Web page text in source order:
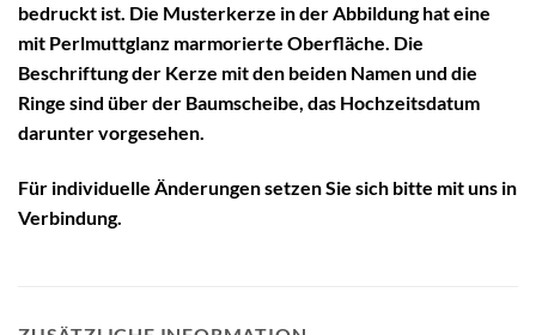
bedruckt ist. Die Musterkerze in der Abbildung hat eine
mit Perlmuttglanz marmorierte Oberfläche. Die
Beschriftung der Kerze mit den beiden Namen und die
Ringe sind über der Baumscheibe, das Hochzeitsdatum
darunter vorgesehen.
Für individuelle Änderungen setzen Sie sich bitte mit uns in
Verbindung.